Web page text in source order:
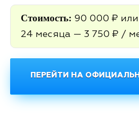
Стоимость: 90 000 ₽ или
24 месяца — 3 750 ₽ /
ПЕРЕЙТИ НА